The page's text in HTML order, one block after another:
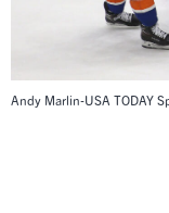
Andy Marlin-USA TODAY